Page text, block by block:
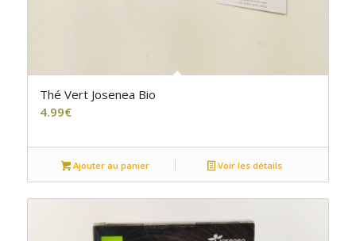
Thé Vert Josenea Bio
4.99€
Ajouter au panier Voir les détails